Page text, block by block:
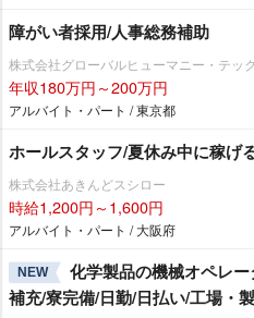
障がい者採用/人事総務補助
株式会社グローバルヒューマニー・テック
年収180万円～200万円
アルバイト・パート / 東京都
ホールスタッフ/夏休み中に稼げ
株式会社あきんどスシロー
時給1,200円～1,600円
アルバイト・パート / 大阪府
NEW
化学製品の機械オペレ
補充/寮完備/日勤/日払い/工場・